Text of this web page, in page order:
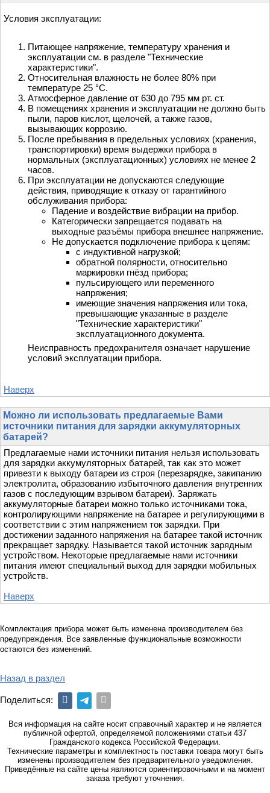
Условия эксплуатации:
Питающее напряжение, температуру хранения и
эксплуатации см. в разделе "Технические
характеристики".
Относительная влажность не более 80% при
температуре 25 °С.
Атмосферное давление от 630 до 795 мм рт. ст.
В помещениях хранения и эксплуатации не должно быть
пыли, паров кислот, щелочей, а также газов,
вызывающих коррозию.
После пребывания в предельных условиях (хранения,
транспортировки) время выдержки прибора в
нормальных (эксплуатационных) условиях не менее 2
часов.
При эксплуатации не допускаются следующие
действия, приводящие к отказу от гарантийного
обслуживания прибора:
Падение и воздействие вибрации на прибор.
Категорически запрещается подавать на
выходные разъёмы прибора внешнее напряжение.
Не допускается подключение прибора к цепям:
с индуктивной нагрузкой;
обратной полярности, относительно
маркировки гнёзд прибора;
пульсирующего или переменного
напряжения;
имеющие значения напряжения или тока,
превышающие указанные в разделе
"Технические характеристики"
эксплуатационного документа.
Неисправность предохранителя означает нарушение
условий эксплуатации прибора.
Наверх
Можно ли использовать предлагаемые Вами
источники питания для зарядки аккумуляторных
батарей?
Предлагаемые нами источники питания нельзя использовать
для зарядки аккумуляторных батарей, так как это может
привезти к выходу батареи из строя (перезарядке, закипанию
электролита, образованию избыточного давления внутренних
газов с последующим взрывом батареи). Заряжать
аккумуляторные батареи можно только источниками тока,
контролирующими напряжение на батарее и регулирующими в
соответствии с этим напряжением ток зарядки. При
достижении заданного напряжения на батарее такой источник
прекращает зарядку. Называется такой источник зарядным
устройством. Некоторые предлагаемые нами источники
питания имеют специальный выход для зарядки мобильных
устройств.
Наверх
Комплектация прибора может быть изменена производителем без
предупреждения. Все заявленные функциональные возможности
остаются без изменений.
Назад в раздел
Поделиться:
Вся информация на сайте носит справочный характер и не является
публичной офертой, определяемой положениями статьи 437
Гражданского кодекса Российской Федерации.
Технические параметры и комплектность поставки товара могут быть
изменены производителем без предварительного уведомления.
Приведённые на сайте цены являются ориентировочными и на момент
заказа требуют уточнения.